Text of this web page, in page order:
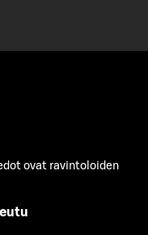
ovat ravintoloiden